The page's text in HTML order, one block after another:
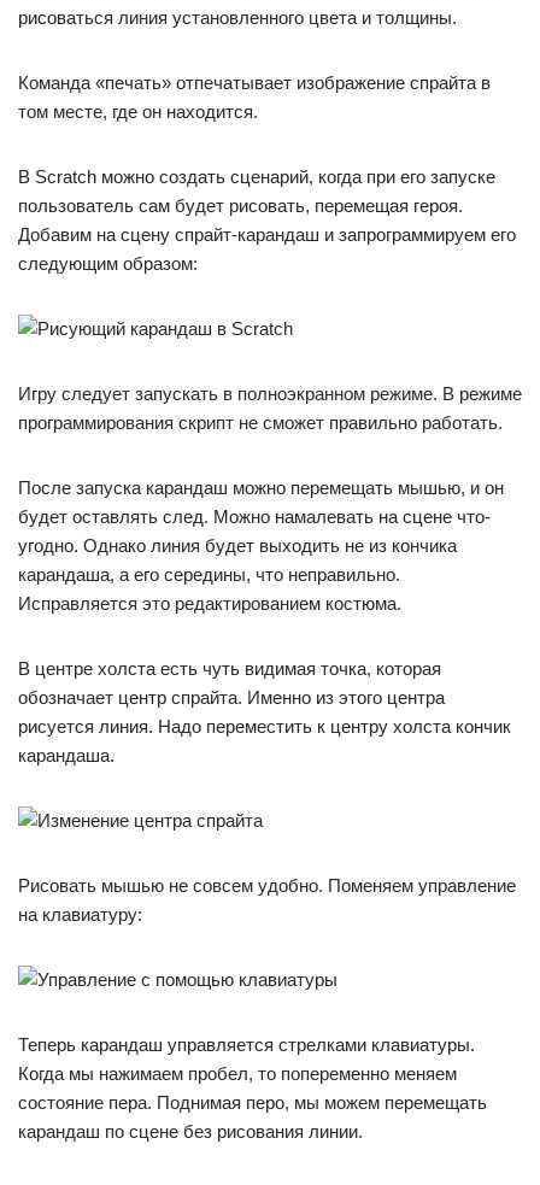
рисоваться линия установленного цвета и толщины.
Команда «печать» отпечатывает изображение спрайта в
том месте, где он находится.
В Scratch можно создать сценарий, когда при его запуске
пользователь сам будет рисовать, перемещая героя.
Добавим на сцену спрайт-карандаш и запрограммируем его
следующим образом:
Игру следует запускать в полноэкранном режиме. В режиме
программирования скрипт не сможет правильно работать.
После запуска карандаш можно перемещать мышью, и он
будет оставлять след. Можно намалевать на сцене что-
угодно. Однако линия будет выходить не из кончика
карандаша, а его середины, что неправильно.
Исправляется это редактированием костюма.
В центре холста есть чуть видимая точка, которая
обозначает центр спрайта. Именно из этого центра
рисуется линия. Надо переместить к центру холста кончик
карандаша.
Рисовать мышью не совсем удобно. Поменяем управление
на клавиатуру:
Теперь карандаш управляется стрелками клавиатуры.
Когда мы нажимаем пробел, то попеременно меняем
состояние пера. Поднимая перо, мы можем перемещать
карандаш по сцене без рисования линии.